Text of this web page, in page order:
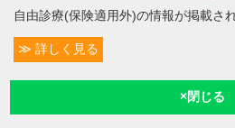
現在診療
自由診療(保険適用外)の情報が掲載さ
詳しく見る